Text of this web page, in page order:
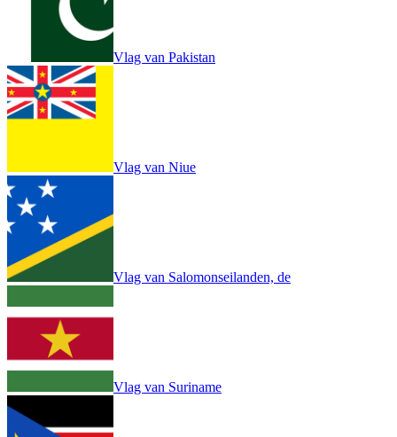
Vlag van Pakistan
Vlag van Niue
Vlag van Salomonseilanden, de
Vlag van Suriname